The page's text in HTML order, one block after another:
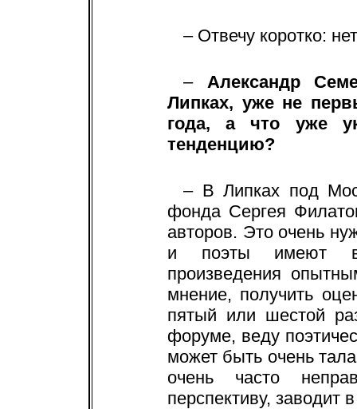
– Отвечу коротко:
– Александр
Липках, уже не
года, а что уже
тенденцию?
– В Липках под
фонда Сергея
авторов. Это очень
и поэты имеют
произведения
мнение, получить
пятый или шестой
форуме, веду
может быть очень
очень часто
перспективу, заводит